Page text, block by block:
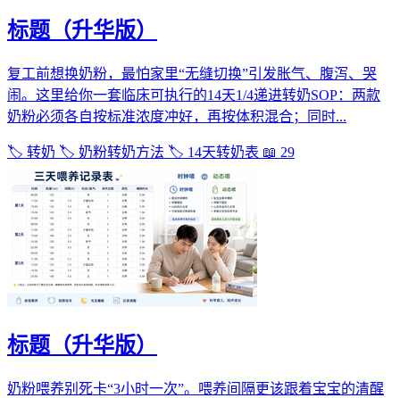
标题（升华版）
复工前想换奶粉，最怕家里“无缝切换”引发胀气、腹泻、哭
闹。这里给你一套临床可执行的14天1/4递进转奶SOP：两款
奶粉必须各自按标准浓度冲好，再按体积混合；同时...
🏷️ 转奶 🏷️ 奶粉转奶方法 🏷️ 14天转奶表 📖 29
标题（升华版）
奶粉喂养别死卡“3小时一次”。喂养间隔更该跟着宝宝的清醒